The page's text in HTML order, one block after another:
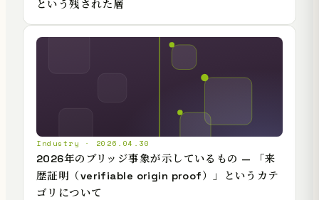
という残された層
Industry · 2026.04.30
2026年のブリッジ事象が示しているもの — 「来
歴証明（verifiable origin proof）」というカテ
ゴリについて